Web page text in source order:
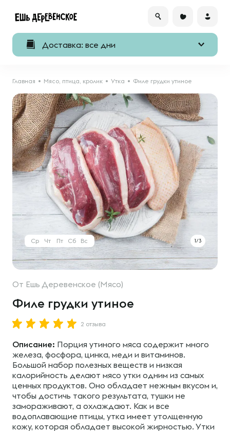
Доставка: все дни
Главная Мясо, птица, кролик Утка Филе грудки утиное
1/3
Ср Чт Пт Сб Вс
От Ешь Деревенское (Мясо)
Филе грудки утиное
2 отзыва
Описание: Порция утиного мяса содержит много
железа, фосфора, цинка, меди и витаминов.
Большой набор полезных веществ и низкая
калорийность делают мясо утки одним из самых
ценных продуктов. Оно обладает нежным вкусом и,
чтобы достичь такого результата, тушки не
замораживают, а охлаждают. Как и все
водоплавающие птицы, утка имеет утолщенную
кожу, которая обладает высокой жирностью. Утки